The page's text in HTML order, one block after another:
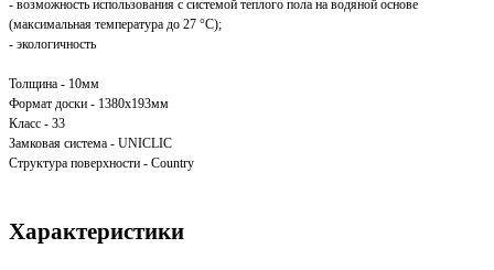
- возможность использования с системой теплого пола на водяной основе
(максимальная температура до 27 °С);
- экологичность
Толщина - 10мм
Формат доски - 1380х193мм
Класс - 33
Замковая система - UNICLIC
Структура поверхности - Country
Характеристики